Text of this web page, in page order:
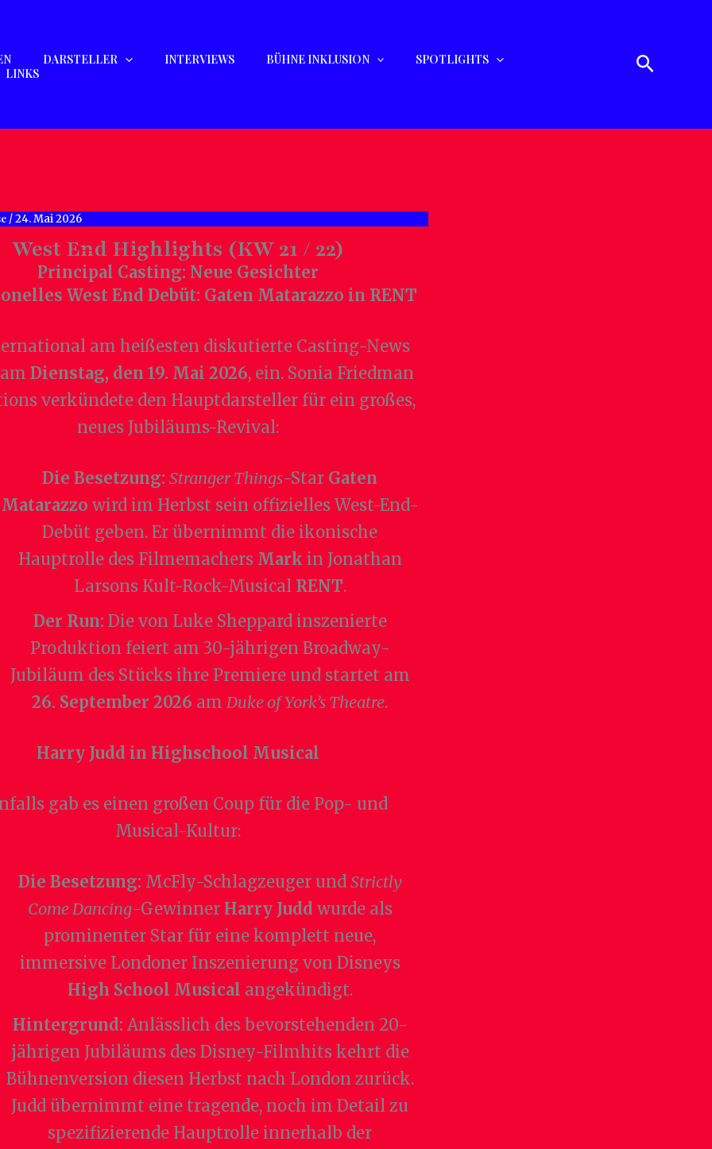
DARSTELLER INTERVIEWS BÜHNE INKLUSION
SPOTLIGHTS
LINKS
Suchen
/24. Mai 2026
West End Highlights (KW 21 / 22)
Principal Casting: Neue Gesichter
West End Debüt: Gaten Matarazzo in RENT
am heißesten diskutierte Casting-News
Dienstag, den 19. Mai 2026, ein. Sonia Friedman
verkündete den Hauptdarsteller für ein großes,
neues Jubiläums-Revival:
Die Besetzung: Stranger Things-Star Gaten
Matarazzo wird im Herbst sein offizielles West-End-
Debüt geben. Er übernimmt die ikonische
Hauptrolle des Filmemachers Mark in Jonathan
Larsons Kult-Rock-Musical RENT.
Der Run: Die von Luke Sheppard inszenierte
Produktion feiert am 30-jährigen Broadway-
Jubiläum des Stücks ihre Premiere und startet am
26. September 2026 am Duke of York’s Theatre.
Harry Judd in Highschool Musical
gab es einen großen Coup für die Pop- und
Musical-Kultur:
Die Besetzung: McFly-Schlagzeuger und Strictly
Come Dancing-Gewinner Harry Judd wurde als
prominenter Star für eine komplett neue,
immersive Londoner Inszenierung von Disneys
High School Musical angekündigt.
Hintergrund: Anlässlich des bevorstehenden 20-
jährigen Jubiläums des Disney-Filmhits kehrt die
Bühnenversion diesen Herbst nach London zurück.
Judd übernimmt eine tragende, noch im Detail zu
spezifizierende Hauptrolle innerhalb der